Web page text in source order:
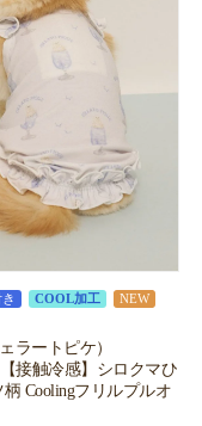
COOL加工 NEW
ラートピケ）
【接触冷感】シロクマひ
Coolingフリルプルオ